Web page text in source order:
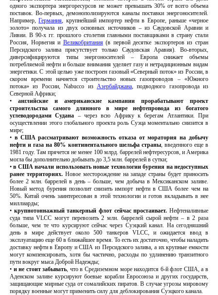
одного экспортера энергоресурсов не может превышать 30% от всего объема
поставок. Во-первых, демонополизируются каналы поставки энергоносителей.
Например,Германия, крупнейший импортер нефти в Европе, раньше «черное
золото» получала из двух основных источников – из Саудовской Аравии и
Ливии. В 90-х гг. прошлого столетия главными поставщиками в страну стали
Россия, Норвегия и Великобритания(в первой десятке экспортеров из стран
Персидского залива присутствует только Саудовская Аравия). Во-вторых,
диверсифицируются типы энергоносителей – Европа снижает объемы
потребляемой нефти и больше внимания уделяет газу и нетрадиционным видам
энергетики. С этой целью уже построен газовый «Северный поток» из России, в
скором времени начнется строительство новых газопроводов – «Южного
потока» из России, Nabucco из Азербайджана, подводного газопровода из
Северной Африки;
• английские и американские кампании прорабатывают проект
строительства самого длинного в мире нефтепровода из богатого
углеводородами Судана – через всю Африку к берегам Атлантики. При
осуществлении этого глобального проекта роль Суэца моментально снизится в
мире;
• в США рассматривают возможность отказа от моратория на добычу
нефти и газа на 80% континентального шельфа страны, введенного еще в
1981 году. Там прячется не менее 100 млрд. баррелей нефтересурсов, и Америка
могла бы дополнительно добывать до 3,5 млн. баррелей в сутки;
•в США начали использовать новые технологии бурения на недоступных
ранее территориях.Новое месторождение на западе страны будет приносить
более 2 млн. баррелей в день – больше, чем добыча в Мексиканском заливе.
Новый метод бурения позволит снизить импорт нефти в США более чем на
50%. Китай очень заинтересован в этой технологии и готов вкладывать в нее
миллиарды;
• крупнотоннажный танкерный флот сейчас простаивает. Нефтеналивные
суда типа VLCC могут перевозить 2 млн. баррелей сырой нефти – в 2 раза
больше, чем те что курсируют сейчас через Суэцкий канал. На сегодняшний
день в мире действует около 500 танкеров VLCC, и ожидается ввод в
эксплуатацию еще 60 в ближайшее время. То есть их достаточно, чтобы наладить
доставку нефти в Европу и США из Персидского залива, а их крупные емкости
могут компенсировать, хотя бы частично, расходы по удлинению транзитного
пути вокруг мыса Доброй Надежды;
• и не стоит забывать, что в Средиземном море находится 6-й флот США, а в
Аденском заливе курсируют боевые корабли Евросоюза и других государств,
защищающие мирные суда от сомалийских пиратов. В случае угрозы мировому
порядку военные могут применить силу для деблокирования Суэцкого канала.